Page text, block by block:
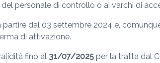
personale di controllo o ai varchi di
dal 03 settembre 2024 e,
di attivazione.
fino al 31/07/2025 per la tratta dal